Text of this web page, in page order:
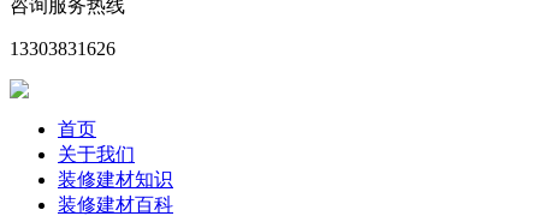
咨询服务热线
13303831626
首页
关于我们
装修建材知识
装修建材百科